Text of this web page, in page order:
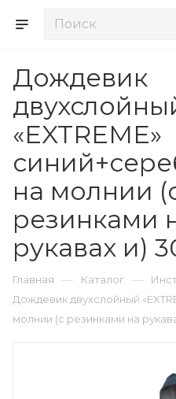
Дождевик
«EXTREME»
на молнии
резинками
рукавах и)
Главная — Каталог —
Дождевик двухслойный
молнии (с резинками на